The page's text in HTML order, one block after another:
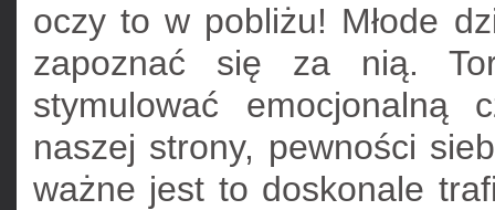
oczy to w pobliżu! Młode
zapoznać się za nią.
stymulować emocjonalną
naszej strony, pewności
ważne jest to doskonale